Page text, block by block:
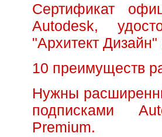
Сертификат
Autodesk,
"Архитект
10 преимуществ
Нужны
подписками
Premium.